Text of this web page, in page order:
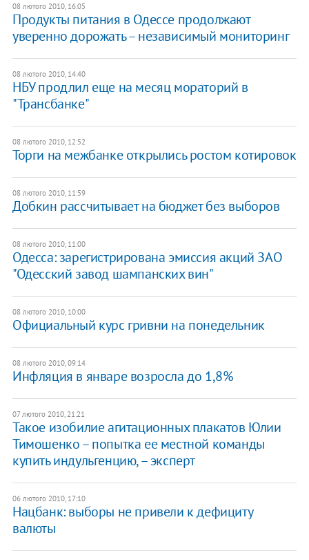
08 лютого 2010, 16:05
Продукты питания в Одессе продолжают
уверенно дорожать – независимый мониторинг
08 лютого 2010, 14:40
НБУ продлил еще на месяц мораторий в
"Трансбанке"
08 лютого 2010, 12:52
Торги на межбанке открылись ростом котировок
08 лютого 2010, 11:59
Добкин рассчитывает на бюджет без выборов
08 лютого 2010, 11:00
Одесса: зарегистрирована эмиссия акций ЗАО
"Одесский завод шампанских вин"
08 лютого 2010, 10:00
Официальный курс гривни на понедельник
08 лютого 2010, 09:14
Инфляция в январе возросла до 1,8%
07 лютого 2010, 21:21
Такое изобилие агитационных плакатов Юлии
Тимошенко – попытка ее местной команды
купить индульгенцию, – эксперт
06 лютого 2010, 17:10
Нацбанк: выборы не привели к дефициту
валюты